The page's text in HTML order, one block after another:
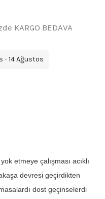
KARGO BEDAVA
- 14 Ağustos
etmeye çalışması acıklı
devresi geçir­dikten
dost ge­çinselerdi